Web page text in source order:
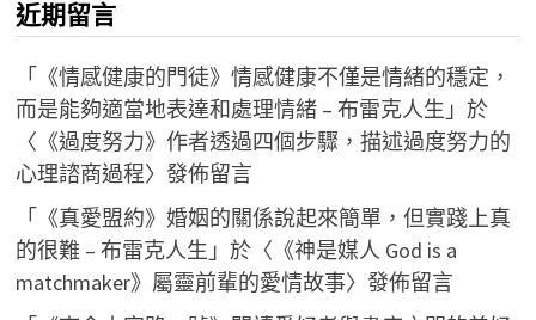
近期留言
「 《情感健康的門徒》情感健康不僅是情緒的穩定，
而是能夠適當地表達和處理情緒 – 布雷克人生 」於
〈 《過度努力》作者透過四個步驟，描述過度努力的
心理諮商過程〉發佈留言
「 《真愛盟約》婚姻的關係說起來簡單，但實踐上真
的很難 – 布雷克人生 」於〈 《神是媒人 God is a
matchmaker》屬靈前輩的愛情故事〉發佈留言